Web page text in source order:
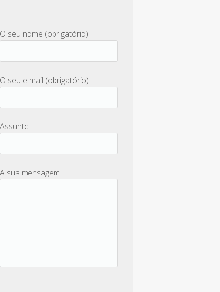
O seu nome (obrigatório)
O seu e-mail (obrigatório)
Assunto
A sua mensagem